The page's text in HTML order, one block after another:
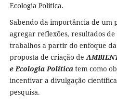
Ecologia Política.
Sabendo da importância de um
agregar reflexões, resultados de
trabalhos a partir do enfoque
proposta de criação de
e Ecologia Políticatem como
incentivar a divulgação
pesquisa.